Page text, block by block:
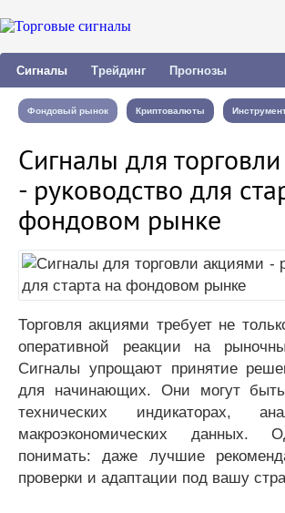
Сигналы Трейдинг Прогнозы
Фондовый рынок Криптовалюты
Сигналы для
- руководство для
фондовом рынке
Торговля акциями требует не
оперативной реакции на
Сигналы упрощают принятие
для начинающих. Они могут
технических индикаторах,
макроэкономических данных.
понимать: даже лучшие
проверки и адаптации под вашу